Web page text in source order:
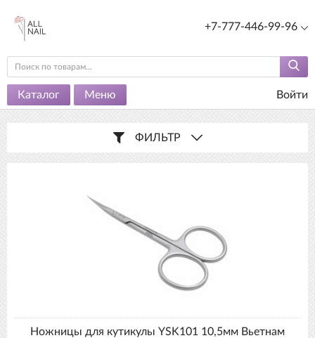
+7-777-446-99-96
Каталог Меню Войти
ФИЛЬТР
Ножницы для кутикулы YSK101 10,5мм Вьетнам